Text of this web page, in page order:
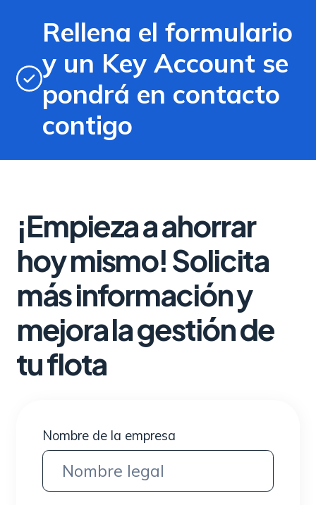
Rellena el formulario
y un Key Account se
pondrá en contacto
contigo
¡Empieza a ahorrar
hoy mismo! Solicita
más información y
mejora la gestión de
tu flota
Nombre de la empresa